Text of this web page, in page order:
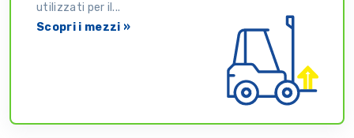
utilizzati per il...
Scopri i mezzi »